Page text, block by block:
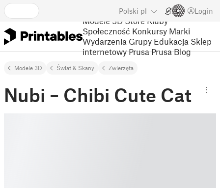
Polski pl Login
Modele 3D Store Kluby
Społeczność Konkursy Marki
Wydarzenia Grupy Edukacja Sklep
internetowy Prusa Prusa Blog
Modele 3D Świat & Skany Zwierzęta
Nubi – Chibi Cute Cat